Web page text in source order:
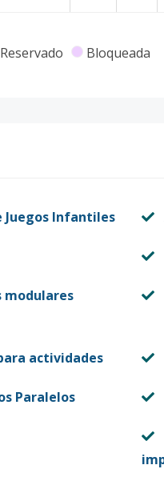
Reservado Bloqueada
Juegos Infantiles
modulares
actividades
Paralelos